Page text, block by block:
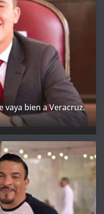
vaya bien a Veracruz.